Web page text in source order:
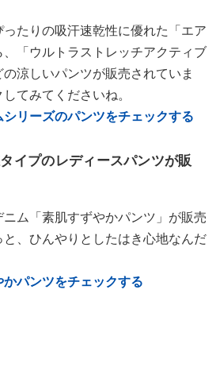
たりの吸汗速乾性に優れた「エア
、「ウルトラストレッチアクティブ
涼しいパンツが販売されていま
てみてくださいね。
リーズのパンツをチェックする
イプのレディースパンツが販
ム「素肌すずやかパンツ」が販売
、ひんやりとしたはき心地なんだ
パンツをチェックする